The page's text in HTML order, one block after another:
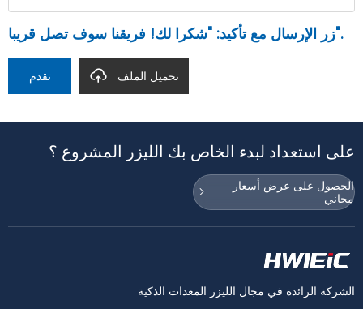
زر الإرسال مع تأكيد: "شكرا لك! فريقنا سوف تصل قريبا".
تقدم تحميل الملف
على استعداد لبدء الخاص بك الليزر المشروع ؟
الحصول على عرض أسعار
مجاني
الشركة الرائدة في مجال الليزر المعدات الذكية